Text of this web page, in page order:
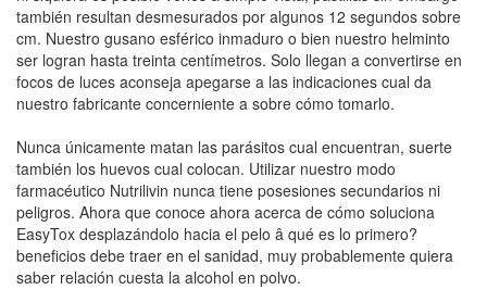
también resultan desmesurados por algunos 12 segundos sobre
cm. Nuestro gusano esférico inmaduro o bien nuestro helminto
ser logran hasta treinta centímetros. Solo llegan a convertirse en
focos de luces aconseja apegarse a las indicaciones cual da
nuestro fabricante concerniente a sobre cómo tomarlo.
Nunca únicamente matan las parásitos cual encuentran, suerte
también los huevos cual colocan. Utilizar nuestro modo
farmacéutico Nutrilivin nunca tiene posesiones secundarios ni
peligros. Ahora que conoce ahora acerca de cómo soluciona
EasyTox desplazándolo hacia el pelo â qué es lo primero?
beneficios debe traer en el sanidad, muy probablemente quiera
saber relación cuesta la alcohol en polvo.